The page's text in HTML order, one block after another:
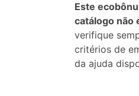
Este
catálogo não
verifique
critérios de
da ajuda